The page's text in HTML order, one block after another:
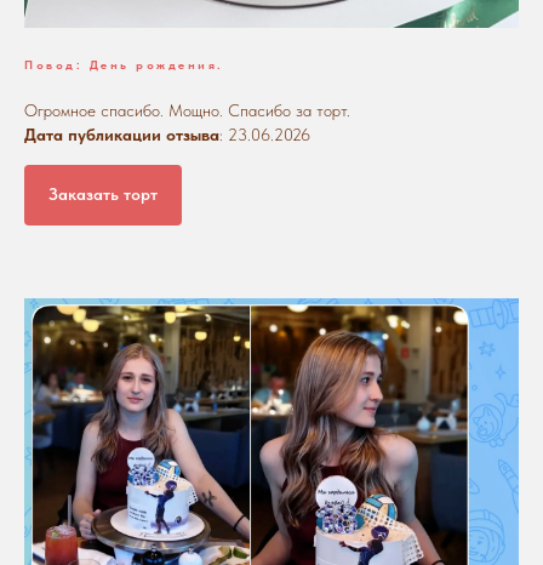
Повод: День рождения.
Огромное спасибо. Мощно. Спасибо за торт.
Дата публикации отзыва: 23.06.2026
Заказать торт